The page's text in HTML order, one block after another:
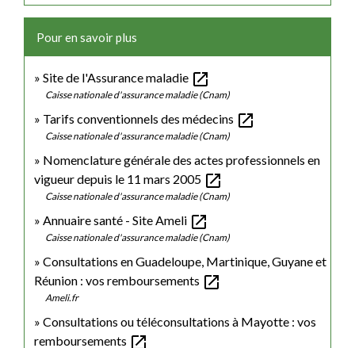
Pour en savoir plus
Site de l'Assurance maladie open_in_new
Caisse nationale d'assurance maladie (Cnam)
Tarifs conventionnels des médecins open_in_new
Caisse nationale d'assurance maladie (Cnam)
Nomenclature générale des actes professionnels en
vigueur depuis le 11 mars 2005 open_in_new
Caisse nationale d'assurance maladie (Cnam)
Annuaire santé - Site Ameli open_in_new
Caisse nationale d'assurance maladie (Cnam)
Consultations en Guadeloupe, Martinique, Guyane et
Réunion : vos remboursements open_in_new
Ameli.fr
Consultations ou téléconsultations à Mayotte : vos
remboursements open_in_new